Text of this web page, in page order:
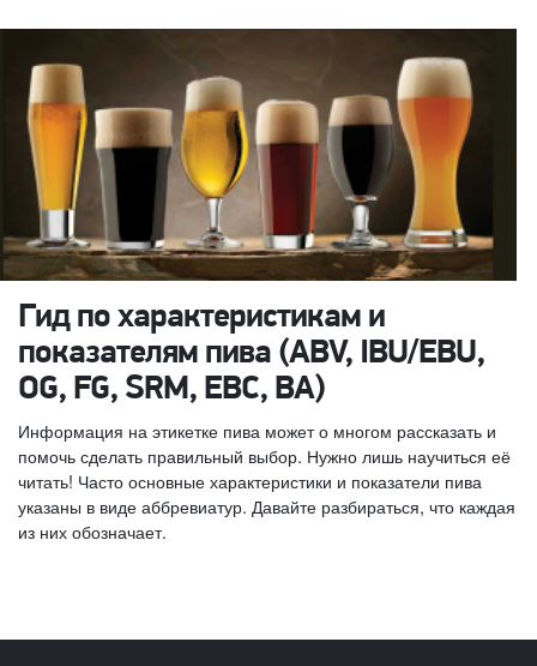
Гид по характеристикам и
показателям пива (ABV, IBU/EBU,
OG, FG, SRM, EBC, BA)
Информация на этикетке пива может о многом рассказать и
помочь сделать правильный выбор. Нужно лишь научиться её
читать! Часто основные характеристики и показатели пива
указаны в виде аббревиатур. Давайте разбираться, что каждая
из них обозначает.